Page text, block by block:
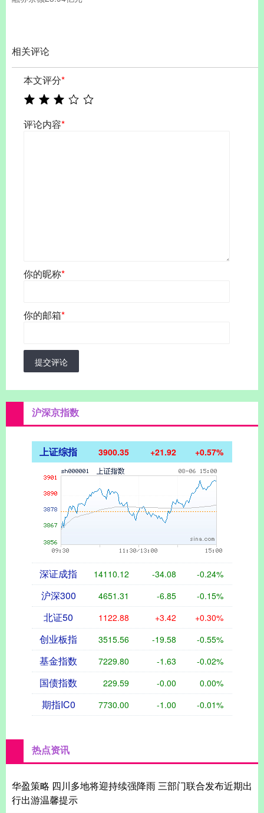
相关评论
本文评分*
评论内容*
你的昵称*
你的邮箱*
提交评论
沪深京指数
上证综指 3900.35 +21.92 +0.57%
深证成指 14110.12 -34.08 -0.24%
沪深300 4651.31 -6.85 -0.15%
北证50 1122.88 +3.42 +0.30%
创业板指 3515.56 -19.58 -0.55%
基金指数 7229.80 -1.63 -0.02%
国债指数 229.59 -0.00 0.00%
期指IC0 7730.00 -1.00 -0.01%
热点资讯
华盈策略 四川多地将迎持续强降雨 三部门联合发布近期出
行出游温馨提示